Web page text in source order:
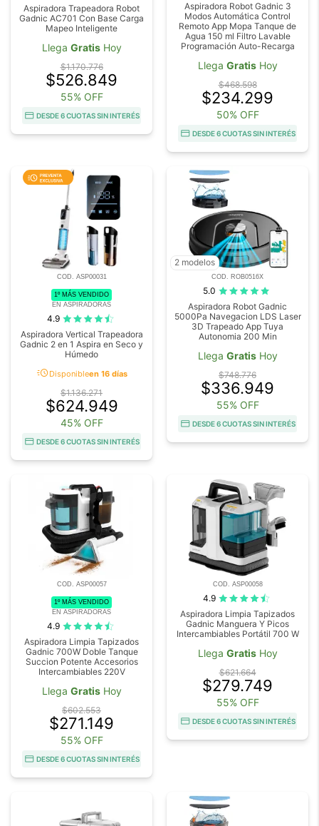
Aspiradora Trapeadora Robot
Gadnic AC701 Con Base Carga
Mapeo Inteligente
Llega GratisHoy
$1.170.776
$526.849
55% OFF
DESDE 6 CUOTAS SIN INTERÉS
Aspiradora Robot Gadnic 3
Modos Automática Control
Remoto App Mopa Tanque de
Agua 150 ml Filtro Lavable
Programación Auto-Recarga
Llega GratisHoy
$468.598
$234.299
50% OFF
DESDE 6 CUOTAS SIN INTERÉS
COD. ASP00031
1º MÁS VENDIDO
EN ASPIRADORAS
4.9
Aspiradora Vertical Trapeadora
Gadnic 2 en 1 Aspira en Seco y
Húmedo
acuteDisponibleen 16 días
$1.136.271
$624.949
45% OFF
DESDE 6 CUOTAS SIN INTERÉS
2 modelos
COD. ROB0516X
5.0
Aspiradora Robot Gadnic
5000Pa Navegacion LDS Laser
3D Trapeado App Tuya
Autonomia 200 Min
Llega GratisHoy
$748.776
$336.949
55% OFF
DESDE 6 CUOTAS SIN INTERÉS
COD. ASP00057
1º MÁS VENDIDO
EN ASPIRADORAS
4.9
Aspiradora Limpia Tapizados
Gadnic 700W Doble Tanque
Succion Potente Accesorios
Intercambiables 220V
Llega GratisHoy
$602.553
$271.149
55% OFF
DESDE 6 CUOTAS SIN INTERÉS
COD. ASP00058
4.9
Aspiradora Limpia Tapizados
Gadnic Manguera Y Picos
Intercambiables Portátil 700 W
Llega GratisHoy
$621.664
$279.749
55% OFF
DESDE 6 CUOTAS SIN INTERÉS